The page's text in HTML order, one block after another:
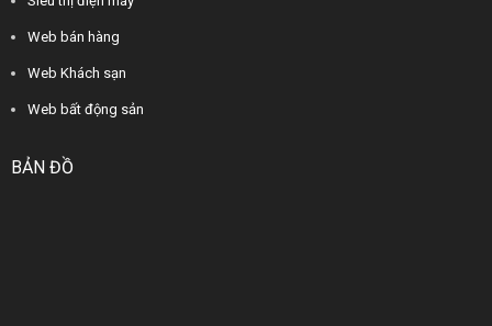
Web bán hàng
Web Khách sạn
Web bất động sản
BẢN ĐỒ